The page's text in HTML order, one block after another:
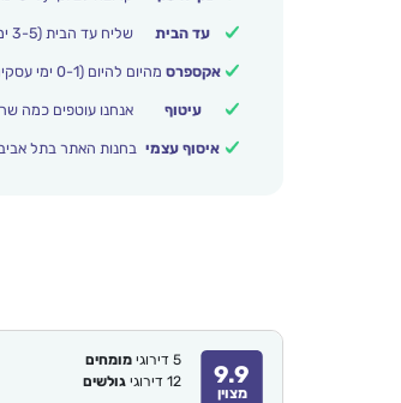
עד הבית שליח עד הבית (3-5 ימי עסקים) – 24 ₪. הזמנות מעל 399 ₪ משלוח חינם.
אקספרס מהיום להיום (0-1 ימי עסקים) – 37 ₪.
עיטוף אנחנו עוטפים כמה
איסוף עצמי בחנות האתר בתל אביב
9.9
מצוין
5 דירוגימומחים
12 דירוגיגולשים